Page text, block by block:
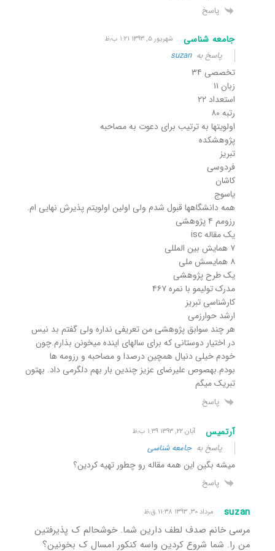
پاسخ
جامعه شناسی شهریور ۵, ۱۳۹۳ ۱:۲۱ ب٫ظ
پاسخ بهsuzan
تخصصی ۳۴
زبان ۱۱
استعداد ۲۲
رتبه ۸۰
اولویتها به ترتیب برای دعوت به مصاحبه
پژوهشکده
تبریز
فردوسی
کاشان
یاسوج
همه دانشگاهها قبول شدم ولی اولین اولویتم پذیرش نهایی ام.
رزومم ۴ پژوهشی
یک مقاله isc
۷ همایش بین المللی
۸ همایسش ملی
یک طرح پژوهشی
مدرک تولیمو با نمره ۴۶۷
کارشناسی تبریز
ارشد حوارزمی
هر چند سوابق پژوهشی من تعریفی نداره ولی گفتم بد نیس
در اختیار دوستانی که برای سالهای اینده میخونن بذارم.چون
خودم خیلی دنیال همچین درصدا و مصاحبه و رزومه ها
بودم.بهصوص علیرضای عزیز چندین بار بهم دلگرمی داد. بهتون
تبریک میگم
پاسخ
آرتمیس آبان ۲۲, ۱۳۹۳ ۱:۳۹ ب٫ظ
پاسخ بهجامعه شناسی
میشه بگین این همه مقاله رو چطور تهیه کردین؟
پاسخ
suzan مرداد ۳۰, ۱۳۹۳ ۱۱:۳۸ ق٫ظ
مرسی خانم صدف لطف دارین شما. خوشحالم ک پذیرفتین
من را. شما شروع کردین واسه کنکور امسال ک بخونین؟